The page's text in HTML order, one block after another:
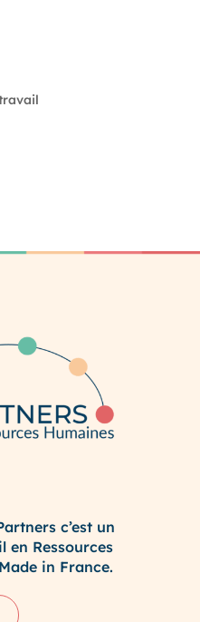
c’est un
en Ressources
in France.